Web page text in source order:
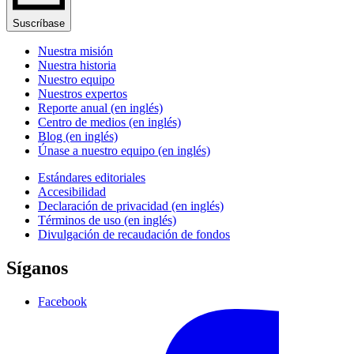
Suscríbase
Nuestra misión
Nuestra historia
Nuestro equipo
Nuestros expertos
Reporte anual (en inglés)
Centro de medios (en inglés)
Blog (en inglés)
Únase a nuestro equipo (en inglés)
Estándares editoriales
Accesibilidad
Declaración de privacidad (en inglés)
Términos de uso (en inglés)
Divulgación de recaudación de fondos
Síganos
Facebook